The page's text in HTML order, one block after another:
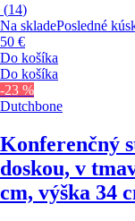
(14)
Na skladePosledné
50 €
Do košíka
Do košíka
-23 %
Dutchbone
Konferenčný
doskou, v
cm, výška 34